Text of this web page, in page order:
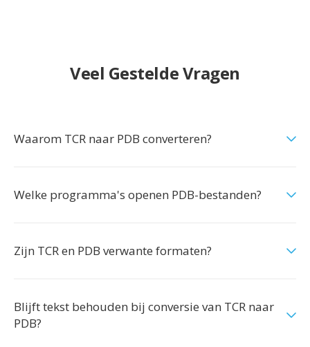
Veel Gestelde Vragen
Waarom TCR naar PDB converteren?
Welke programma's openen PDB-bestanden?
Zijn TCR en PDB verwante formaten?
Blijft tekst behouden bij conversie van TCR naar
PDB?